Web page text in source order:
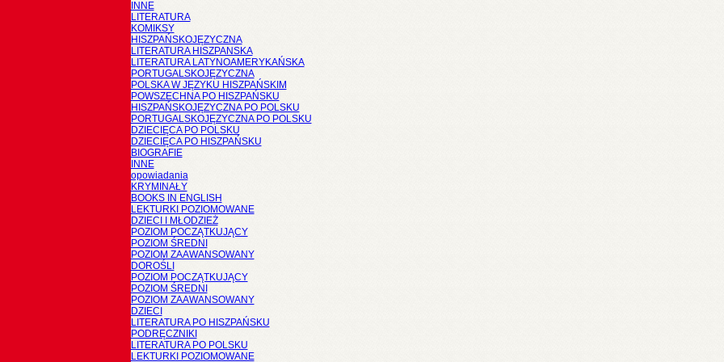
INNE
LITERATURA
KOMIKSY
HISZPAŃSKOJĘZYCZNA
LITERATURA HISZPANSKA
LITERATURA LATYNOAMERYKAŃSKA
PORTUGALSKOJĘZYCZNA
POLSKA W JĘZYKU HISZPAŃSKIM
POWSZECHNA PO HISZPAŃSKU
HISZPAŃSKOJĘZYCZNA PO POLSKU
PORTUGALSKOJĘZYCZNA PO POLSKU
DZIECIĘCA PO POLSKU
DZIECIĘCA PO HISZPAŃSKU
BIOGRAFIE
INNE
opowiadania
KRYMINAŁY
BOOKS IN ENGLISH
LEKTURKI POZIOMOWANE
DZIECI I MŁODZIEŻ
POZIOM POCZĄTKUJĄCY
POZIOM ŚREDNI
POZIOM ZAAWANSOWANY
DOROŚLI
POZIOM POCZĄTKUJĄCY
POZIOM ŚREDNI
POZIOM ZAAWANSOWANY
DZIECI
LITERATURA PO HISZPAŃSKU
PODRĘCZNIKI
LITERATURA PO POLSKU
LEKTURKI POZIOMOWANE